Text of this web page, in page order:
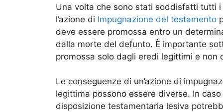
Una volta che sono stati soddisfatti tutti i
l’azione di Impugnazione del testamento
deve essere promossa entro un
dalla morte del defunto. È importante
promossa solo dagli eredi legittimi e
Le conseguenze di un’azione di
legittima possono essere diverse. In
disposizione testamentaria lesiva